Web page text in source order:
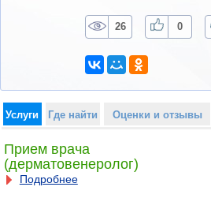
26 0
Услуги Где найти Оценки и отзывы
Прием врача
(дерматовенеролог)
Подробнее